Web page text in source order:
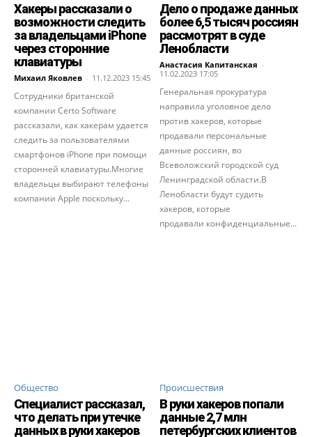
Хакеры рассказали о
возможности следить
за владельцами iPhone
через сторонние
клавиатуры
Михаил Яковлев - 11.12.2023 15:45
Сотрудники британской
компании Certo Software
рассказали, как хакерам удается
следить за пользователями
смартфонов iPhone при помощи
сторонней клавиатуры.Многие
владельцы выбирают телефоны
компании Apple поскольку...
Дело о продаже данных
более 6,5 тысяч россиян
рассмотрят в суде
Ленобласти
Анастасия Капитанская -
11.02.2023 17:05
Генеральная прокуратура
направила уголовное дело
против хакеров, которые
продавали персональные
данные россиян, во
Всеволожский городской суд
Ленинградской области.В
Ленобласти будут судить
хакеров, которые
продавали конфиденциальные...
Общество
Специалист рассказал,
что делать при утечке
данных в руки хакеров
Происшествия
В руки хакеров попали
данные 2,7 млн
петербургских клиентов